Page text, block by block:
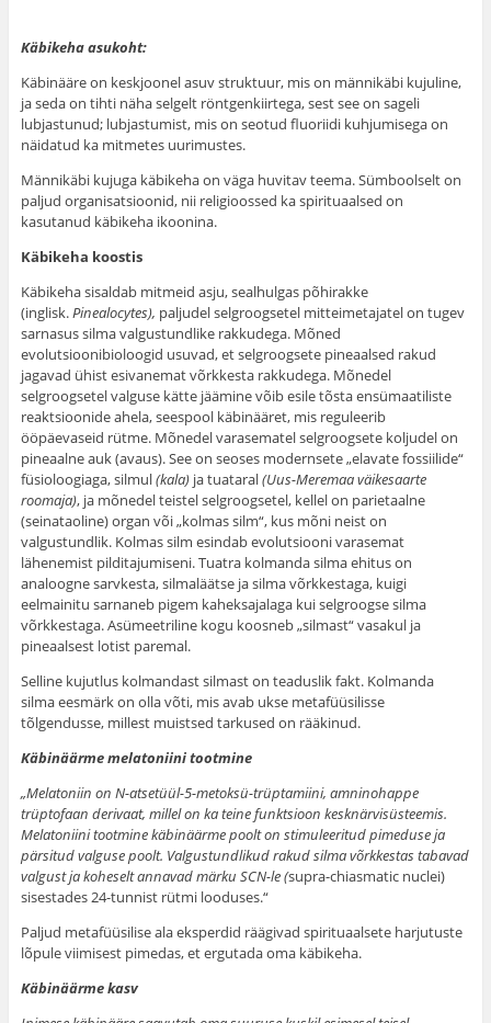
Käbikeha asukoht:
Käbinääre on keskjoonel asuv struktuur, mis on männikäbi kujuline,
ja seda on tihti näha selgelt röntgenkiirtega, sest see on sageli
lubjastunud; lubjastumist, mis on seotud fluoriidi kuhjumisega on
näidatud ka mitmetes uurimustes.
Männikäbi kujuga käbikeha on väga huvitav teema. Sümboolselt on
paljud organisatsioonid, nii religioossed ka spirituaalsed on
kasutanud käbikeha ikoonina.
Käbikeha koostis
Käbikeha sisaldab mitmeid asju, sealhulgas põhirakke
(inglisk.Pinealocytes), paljudel selgroogsetel mitteimetajatel on tugev
sarnasus silma valgustundlike rakkudega. Mõned
evolutsioonibioloogid usuvad, et selgroogsete pineaalsed rakud
jagavad ühist esivanemat võrkkesta rakkudega. Mõnedel
selgroogsetel valguse kätte jäämine võib esile tõsta ensümaatiliste
reaktsioonide ahela, seespool käbinääret, mis reguleerib
ööpäevaseid rütme. Mõnedel varasematel selgroogsete koljudel on
pineaalne auk (avaus). See on seoses modernsete „elavate fossiilide“
füsioloogiaga, silmul(kala)ja tuataral(Uus-Meremaa väikesaarte
roomaja), ja mõnedel teistel selgroogsetel, kellel on parietaalne
(seinataoline) organ või „kolmas silm“, kus mõni neist on
valgustundlik. Kolmas silm esindab evolutsiooni varasemat
lähenemist pilditajumiseni. Tuatra kolmanda silma ehitus on
analoogne sarvkesta, silmaläätse ja silma võrkkestaga, kuigi
eelmainitu sarnaneb pigem kaheksajalaga kui selgroogse silma
võrkkestaga. Asümeetriline kogu koosneb „silmast“ vasakul ja
pineaalsest lotist paremal.
Selline kujutlus kolmandast silmast on teaduslik fakt. Kolmanda
silma eesmärk on olla võti, mis avab ukse metafüüsilisse
tõlgendusse, millest muistsed tarkused on rääkinud.
Käbinäärme melatoniini tootmine
„Melatoniin on N-atsetüül-5-metoksü-trüptamiini, amninohappe
trüptofaan derivaat, millel on ka teine funktsioon kesknärvisüsteemis.
Melatoniini tootmine käbinäärme poolt on stimuleeritud pimeduse ja
pärsitud valguse poolt. Valgustundlikud rakud silma võrkkestas tabavad
valgust ja koheselt annavad märku SCN-le (supra-chiasmatic nuclei)
sisestades 24-tunnist rütmi looduses.“
Paljud metafüüsilise ala eksperdid räägivad spirituaalsete harjutuste
lõpule viimisest pimedas, et ergutada oma käbikeha.
Käbinäärme kasv